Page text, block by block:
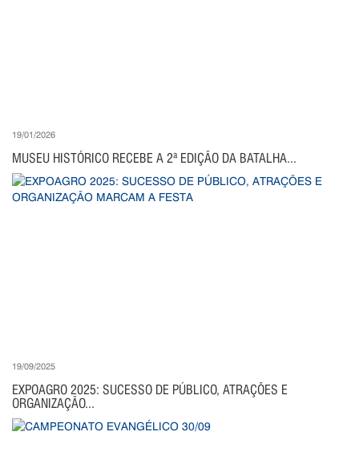
19/01/2026
MUSEU HISTÓRICO RECEBE A 2ª EDIÇÃO DA BATALHA...
19/09/2025
EXPOAGRO 2025: SUCESSO DE PÚBLICO, ATRAÇÕES E
ORGANIZAÇÃO...